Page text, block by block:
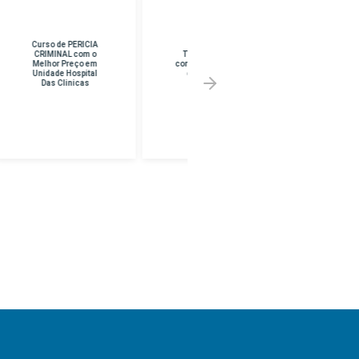
Curso de
TANATOPRAXIA
com o Melhor Preço
em Franco Da